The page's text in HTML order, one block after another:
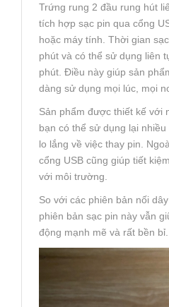
Trứng rung 2 đầu rung hút
tích hợp sạc pin qua cổng
hoặc máy tính. Thời gian
phút và có thể sử dụng liên
phút. Điều này giúp sản
dàng sử dụng mọi lúc, mọi
Sản phẩm được thiết kế với
bạn có thể sử dụng lại
lo lắng về việc thay pin.
cổng USB cũng giúp tiết
với môi trường.
So với các phiên bản nối
phiên bản sạc pin này vẫn
động mạnh mẽ và rất bền bỉ.